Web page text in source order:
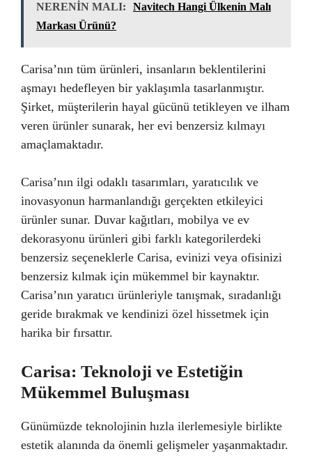
NERENİN MALI:
Navitech Hangi Ülkenin Malı
Markası Ürünü?
Carisa’nın tüm ürünleri, insanların beklentilerini
aşmayı hedefleyen bir yaklaşımla tasarlanmıştır.
Şirket, müşterilerin hayal gücünü tetikleyen ve ilham
veren ürünler sunarak, her evi benzersiz kılmayı
amaçlamaktadır.
Carisa’nın ilgi odaklı tasarımları, yaratıcılık ve
inovasyonun harmanlandığı gerçekten etkileyici
ürünler sunar. Duvar kağıtları, mobilya ve ev
dekorasyonu ürünleri gibi farklı kategorilerdeki
benzersiz seçeneklerle Carisa, evinizi veya ofisinizi
benzersiz kılmak için mükemmel bir kaynaktır.
Carisa’nın yaratıcı ürünleriyle tanışmak, sıradanlığı
geride bırakmak ve kendinizi özel hissetmek için
harika bir fırsattır.
Carisa: Teknoloji ve Estetiğin
Mükemmel Buluşması
Günümüzde teknolojinin hızla ilerlemesiyle birlikte
estetik alanında da önemli gelişmeler yaşanmaktadır.